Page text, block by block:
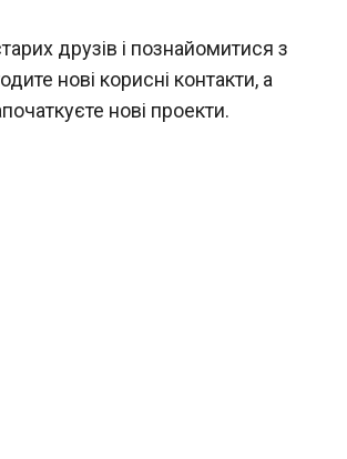
друзів і познайомитися з
нові корисні контакти, а
нові проекти.